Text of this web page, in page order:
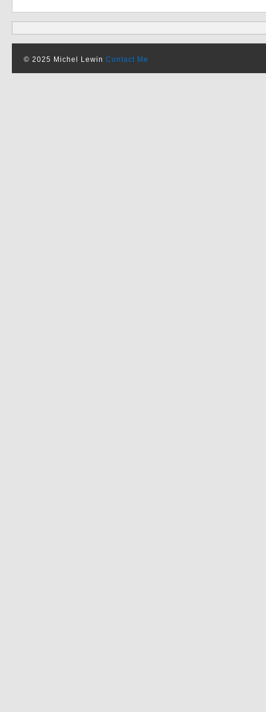
© 2025 Michel Lewin Contact Me